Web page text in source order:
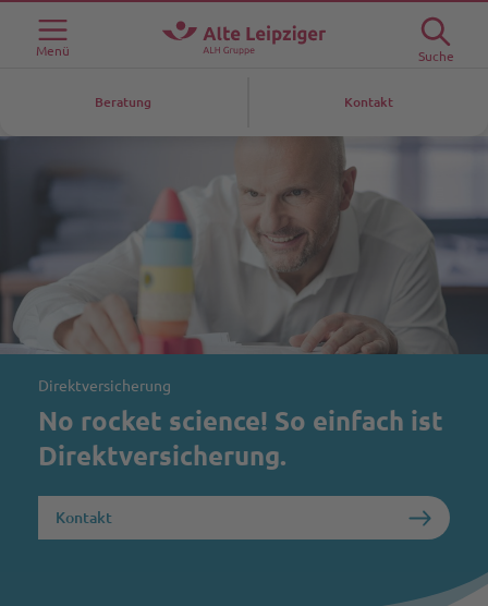
Menü Suche
Beratung Kontakt
Direktversicherung
No rocket science! So einfach ist
Direktversicherung.
Kontakt